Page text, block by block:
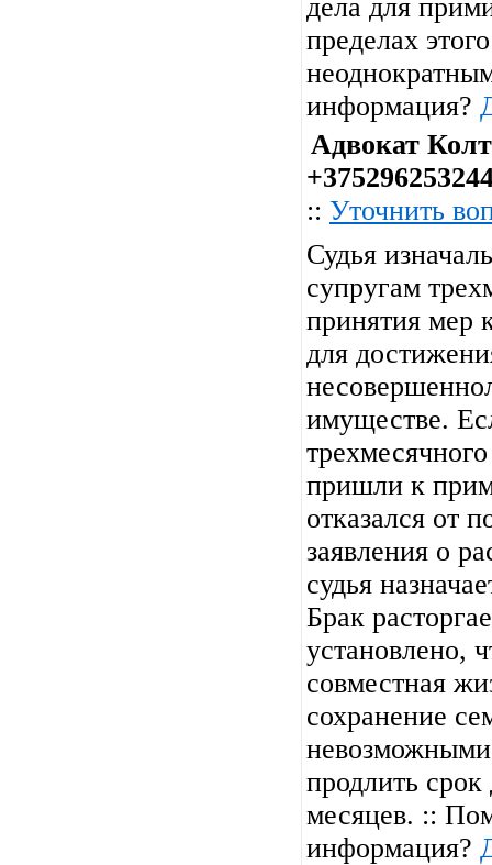
дела для
пределах
информация?
Адвокат
:: Уточнить
Судья
супругам
принятия мер
для
имуществе.
пришли к
отказался от
заявления о
судья
Брак
установлено,
совместная
сохранение
продлить
месяцев. ::
информация?